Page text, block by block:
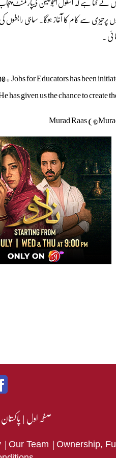
ئی ۔
Jobs for Educators has been
has given us the chance to
صفحہ اول|پاکستان
| Our Team | Ownership,